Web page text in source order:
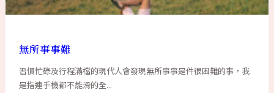
無所事事難
習慣忙碌及行程滿檔的現代人會發現無所事事是件很困難的事，我
是指連手機都不能滑的全...